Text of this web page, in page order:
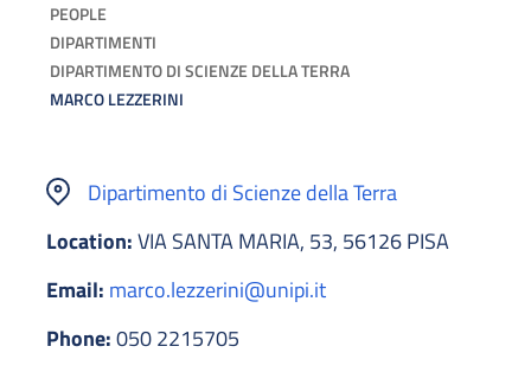
PEOPLE
DIPARTIMENTI
DIPARTIMENTO DI SCIENZE DELLA TERRA
MARCO LEZZERINI
Dipartimento di Scienze della Terra
Location:VIA SANTA MARIA, 53, 56126 PISA
Email: marco.lezzerini@unipi.it
Phone:050 2215705